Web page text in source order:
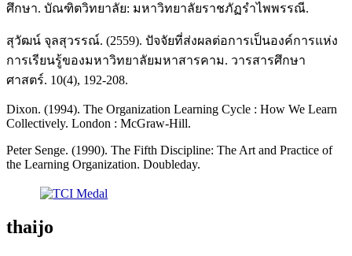
ศึกษา. บัณฑิตวิทยาลัย: มหาวิทยาลัยราชภัฏรำไพพรรณี.
สุวัฒน์ จุลสุวรรณ์. (2559). ปัจจัยที่ส่งผลต่อการเป็นองค์การแห่ง
การเรียนรู้ของมหาวิทยาลัยมหาสารคาม. วารสารศึกษา
ศาสตร์. 10(4), 192-208.
Dixon. (1994). The Organization Learning Cycle : How We Learn
Collectively. London : McGraw-Hill.
Peter Senge. (1990). The Fifth Discipline: The Art and Practice of
the Learning Organization. Doubleday.
thaijo